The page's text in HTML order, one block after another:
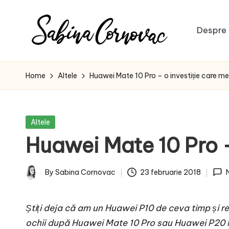
S
a
i
n
a
o
creator
de
de
16
ani
Home Altele Huawei Mate 10 Pro – o investiție care
Posted
Altele
Huawei Mate 10
Posted
By Sabina Cornovac 23 februarie 2018
Știți deja că am un Huawei P10 de ceva timp
ochii după Huawei Mate 10 Pro sau Huawei